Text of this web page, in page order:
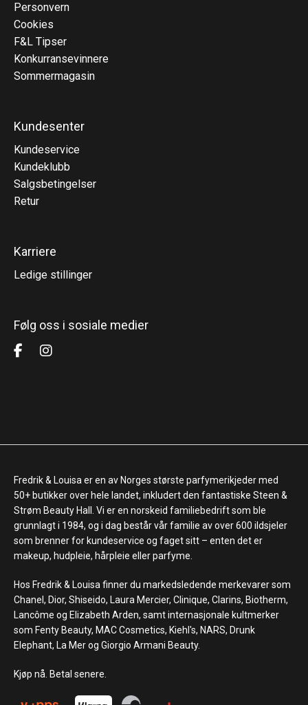
Personvern
Cookies
F&L Tipser
Konkurransevinnere
Sommermagasin
Kundesenter
Kundeservice
Kundeklubb
Salgsbetingelser
Retur
Karriere
Ledige stillinger
Følg oss i sosiale medier
Fredrik & Louisa er en av Norges største parfymerikjeder med
50+ butikker over hele landet, inkludert den fantastiske Steen &
Strøm Beauty Hall. Vi er en norskeid familiebedrift som ble
grunnlagt i 1984, og i dag består vår familie av over 600 ildsjeler
som brenner for kundeservice og faget sitt – enten det er
makeup, hudpleie, hårpleie eller parfyme.
Hos Fredrik & Louisa finner du markedsledende merkevarer som
Chanel, Dior, Shiseido, Laura Mercier, Clinique, Clarins, Biotherm,
Lancôme og Elizabeth Arden, samt internasjonale kultmerker
som Fenty Beauty, MAC Cosmetics, Kiehl's, NARS, Drunk
Elephant, La Mer og Giorgio Armani Beauty.
Kjøp nå. Betal senere.